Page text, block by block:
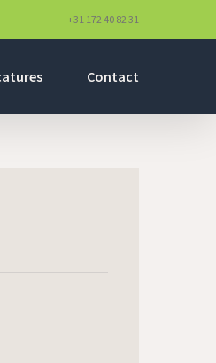
+31 172 40 82 31
Contact